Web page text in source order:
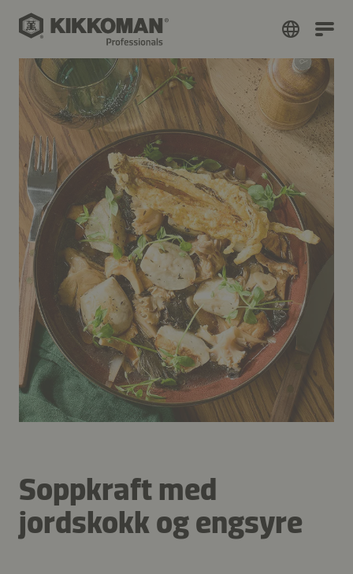
Soppkraft med
jordskokk og engsyre